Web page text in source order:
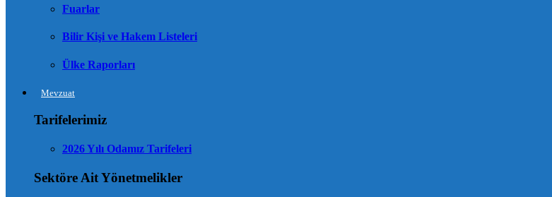
Fuarlar
Bilir Kişi ve Hakem Listeleri
Ülke Raporları
Mevzuat
Tarifelerimiz
2026 Yılı Odamız Tarifeleri
Sektöre Ait Yönetmelikler